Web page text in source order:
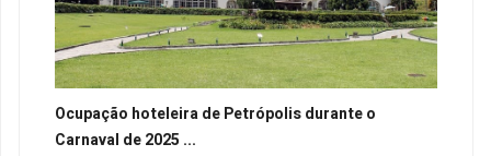
Ocupação hoteleira de Petrópolis durante o
Carnaval de 2025 ...